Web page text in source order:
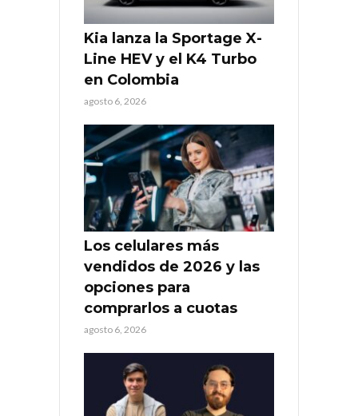
Kia lanza la Sportage X-
Line HEV y el K4 Turbo
en Colombia
agosto 6, 2026
Los celulares más
vendidos de 2026 y las
opciones para
comprarlos a cuotas
agosto 6, 2026